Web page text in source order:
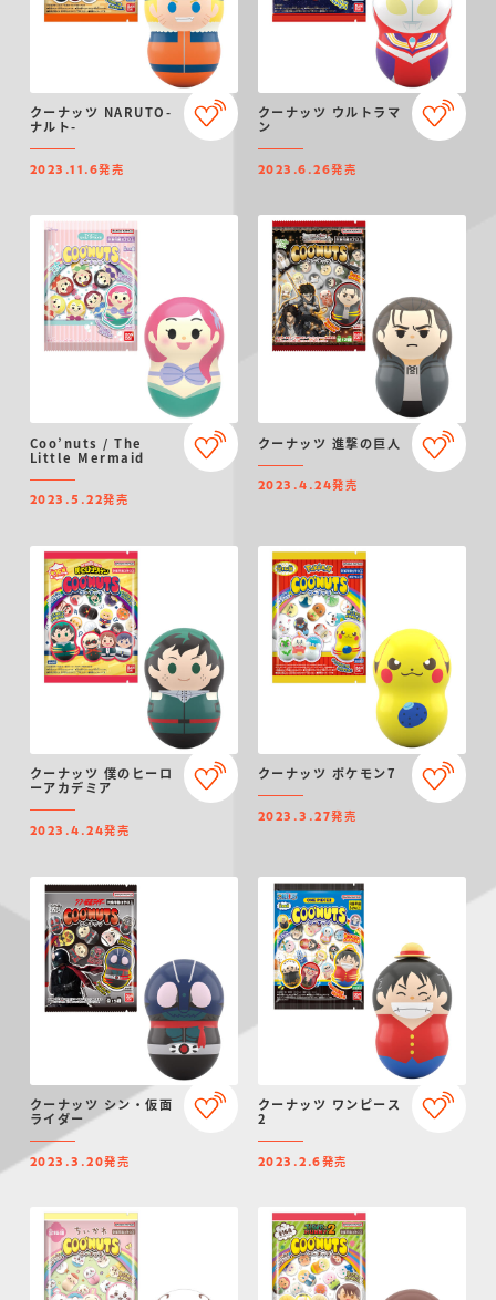
クーナッツ NARUTO-
ナルト-
2023.11.6発売
クーナッツ ウルトラマ
ン
2023.6.26発売
Coo’nuts / The
Little Mermaid
2023.5.22発売
クーナッツ 進撃の巨人
2023.4.24発売
クーナッツ 僕のヒーロ
ーアカデミア
2023.4.24発売
クーナッツ ポケモン7
2023.3.27発売
クーナッツ シン・仮面
ライダー
2023.3.20発売
クーナッツ ワンピース
2
2023.2.6発売